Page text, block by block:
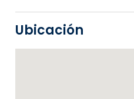
Ubicación